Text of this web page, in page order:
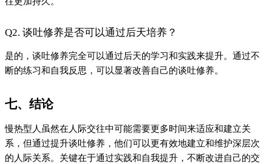
Q2. 谈吐修养是否可以通过后天培养？
是的，谈吐修养完全可以通过后天的学习和实践来提升。通过不
断的练习和自我反思，可以显著改善自己的谈吐修养。
七、结论
慢热型人虽然在人际交往中可能需要更多时间来适应和建立关
系，但通过提升谈吐修养，他们可以更有效地建立和维护深层次
的人际关系。关键在于通过实践和自我提升，不断改进自己的交